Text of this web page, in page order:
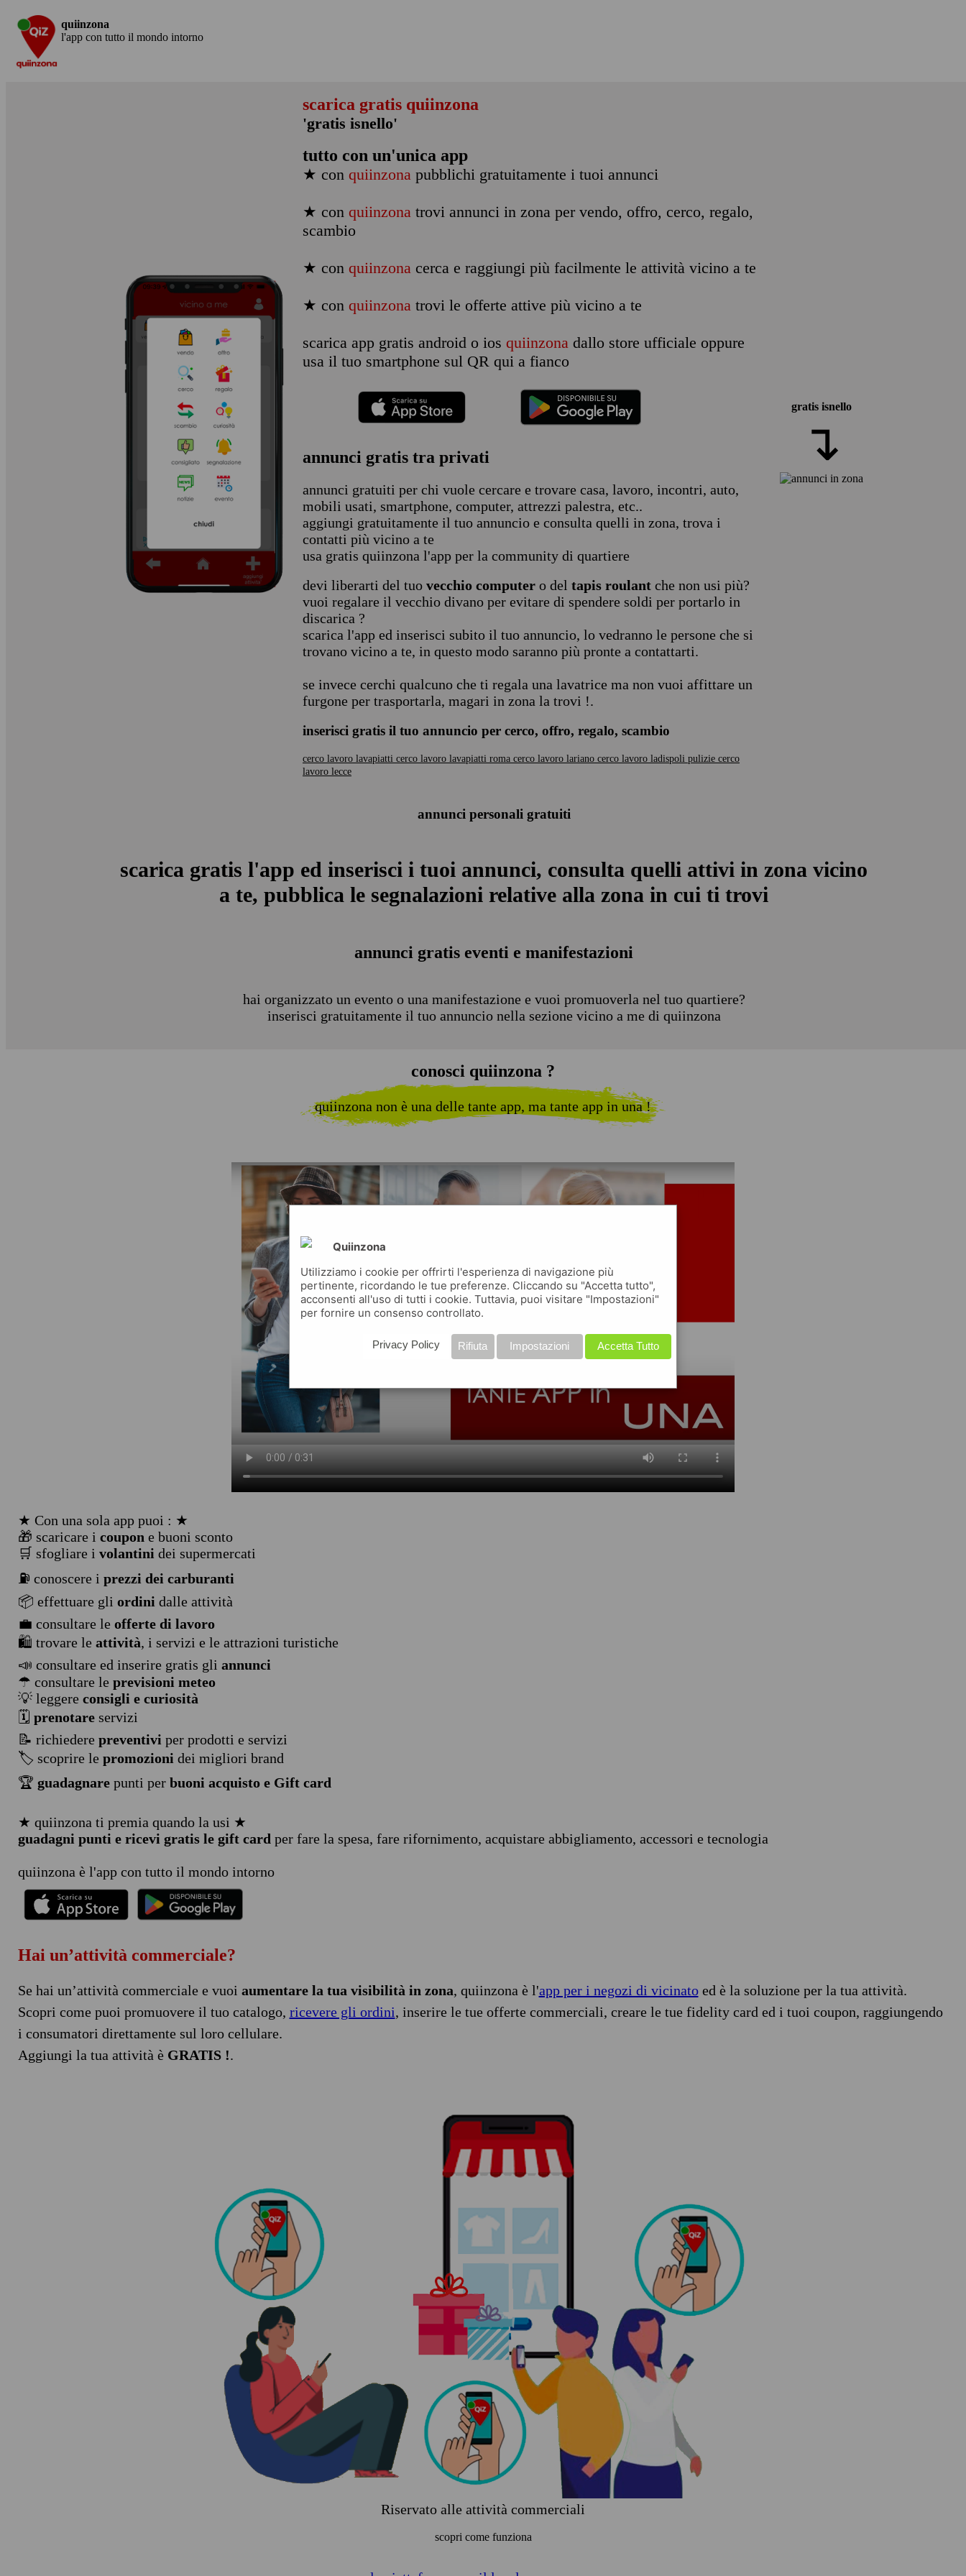
quiinzona
l'app con tutto il mondo intorno
scarica gratis quiinzona
'gratis isnello'
tutto con un'unica app
★ con quiinzona pubblichi gratuitamente i tuoi annunci
★ con quiinzona trovi annunci in zona per vendo, offro, cerco, regalo,
scambio
★ con quiinzona cerca e raggiungi più facilmente le attività vicino a te
★ con quiinzona trovi le offerte attive più vicino a te
scarica app gratis android o ios quiinzona dallo store ufficiale oppure
usa il tuo smartphone sul QR qui a fianco
annunci gratis tra privati
annunci gratuiti per chi vuole cercare e trovare casa, lavoro, incontri, auto,
mobili usati, smartphone, computer, attrezzi palestra, etc..
aggiungi gratuitamente il tuo annuncio e consulta quelli in zona, trova i
contatti più vicino a te
usa gratis quiinzona l'app per la community di quartiere
devi liberarti del tuo vecchio computer o del tapis roulant che non usi più?
vuoi regalare il vecchio divano per evitare di spendere soldi per portarlo in
discarica ?
scarica l'app ed inserisci subito il tuo annuncio, lo vedranno le persone che si
trovano vicino a te, in questo modo saranno più pronte a contattarti.
se invece cerchi qualcuno che ti regala una lavatrice ma non vuoi affittare un
furgone per trasportarla, magari in zona la trovi !.
inserisci gratis il tuo annuncio per cerco, offro, regalo, scambio
cerco lavoro lavapiatti cerco lavoro lavapiatti roma cerco lavoro lariano cerco lavoro ladispoli pulizie cerco
lavoro lecce
gratis isnello
↴
annunci personali gratuiti
scarica gratis l'app ed inserisci i tuoi annunci, consulta quelli attivi in zona vicino
a te, pubblica le segnalazioni relative alla zona in cui ti trovi
annunci gratis eventi e manifestazioni
hai organizzato un evento o una manifestazione e vuoi promuoverla nel tuo quartiere?
inserisci gratuitamente il tuo annuncio nella sezione vicino a me di quiinzona
conosci quiinzona ?
quiinzona non è una delle tante app, ma tante app in una !
★ Con una sola app puoi : ★
🎁 scaricare i coupon e buoni sconto
🛒 sfogliare i volantini dei supermercati
⛽ conoscere i prezzi dei carburanti
📦 effettuare gli ordini dalle attività
💼 consultare le offerte di lavoro
🛍️ trovare le attività, i servizi e le attrazioni turistiche
📣 consultare ed inserire gratis gli annunci
☂ consultare le previsioni meteo
💡 leggere consigli e curiosità
🗓️ prenotareservizi
📝 richiedere preventivi per prodotti e servizi
🏷️ scoprire le promozioni dei migliori brand
🏆 guadagnarepunti per buoni acquisto e Gift card
★ quiinzona ti premia quando la usi ★
guadagni punti e ricevi gratis le gift card per fare la spesa, fare rifornimento, acquistare abbigliamento, accessori e tecnologia
quiinzona è l'app con tutto il mondo intorno
Hai un’attività commerciale?
Se hai un’attività commerciale e vuoi aumentare la tua visibilità in zona, quiinzona è l'app per i negozi di vicinatoed è la soluzione per la tua attività.
Scopri come puoi promuovere il tuo catalogo, ricevere gli ordini, inserire le tue offerte commerciali, creare le tue fidelity card ed i tuoi coupon, raggiungendo
i consumatori direttamente sul loro cellulare.
Aggiungi la tua attività è GRATIS !.
Riservato alle attività commerciali
scopri come funziona
Quiinzona
Utilizziamo i cookie per offrirti l'esperienza di navigazione più
pertinente, ricordando le tue preferenze. Cliccando su "Accetta tutto",
acconsenti all'uso di tutti i cookie. Tuttavia, puoi visitare "Impostazioni"
per fornire un consenso controllato.
Accetta Tutto
Impostazioni
Rifiuta
Privacy Policy